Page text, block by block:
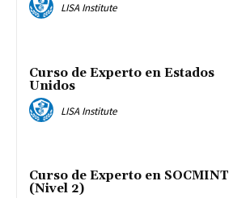
LISA Institute
Curso de Experto en Estados
Unidos
LISA Institute
Curso de Experto en SOCMINT
(Nivel 2)